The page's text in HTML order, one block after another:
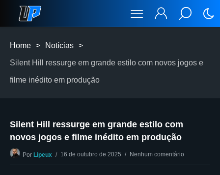
Home > Notícias >
Silent Hill ressurge em grande estilo com novos jogos e
filme inédito em produção
Silent Hill ressurge em grande estilo com
novos jogos e filme inédito em produção
Por Lipeux 16 de outubro de 2025 Nenhum comentário